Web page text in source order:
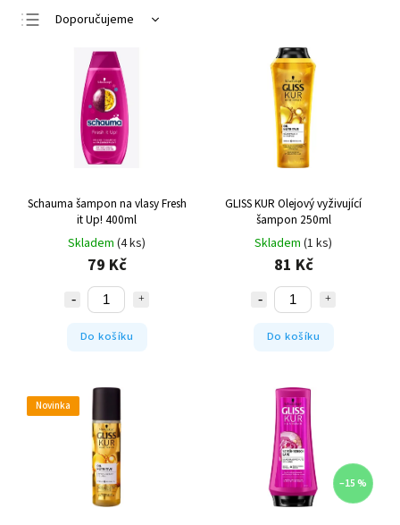
Doporučujeme
Nejlevnější
Nejdražší
Nejprodávanější
Abecedně
Schauma šampon na vlasy Fresh
it Up! 400ml
Skladem (4 ks)
79 Kč
Do košíku
GLISS KUR Olejový vyživující
šampon 250ml
Skladem (1 ks)
81 Kč
Do košíku
Novinka
–15 %